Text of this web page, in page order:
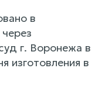
в
г. Воронежа в
изготовления в